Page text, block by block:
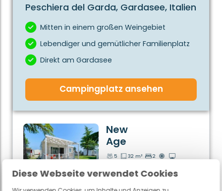
Diese Webseite verwendet Cookies
Peschiera del Garda, Gardasee, Italien
Mitten in einem großen Weingebiet
Lebendiger und gemütlicher Familienplatz
Direkt am Gardasee
Campingplatz ansehen
New
Age
5 32 m² 2
Jetzt für € 1.790